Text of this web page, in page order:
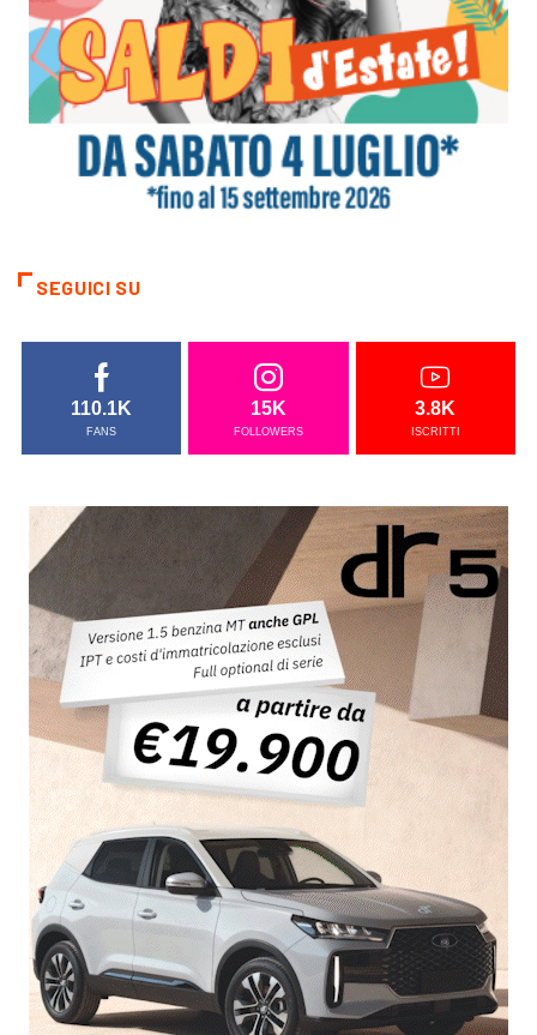
SEGUICI SU
110.1K
FANS
15K
FOLLOWERS
3.8K
ISCRITTI